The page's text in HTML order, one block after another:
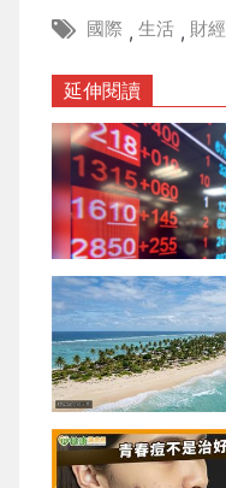
國際 , 生活 , 財經
延伸閱讀
{PLAYICON}